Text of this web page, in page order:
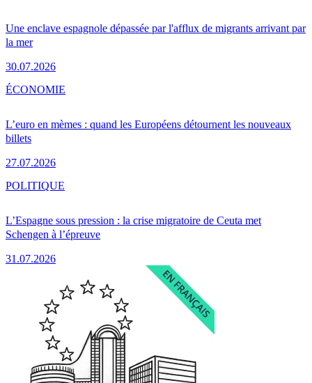
Une enclave espagnole dépassée par l'afflux de migrants arrivant par
la mer
30.07.2026
L’euro en mèmes : quand les Européens détournent les nouveaux
billets
27.07.2026
ÉCONOMIE
L’Espagne sous pression : la crise migratoire de Ceuta met
Schengen à l’épreuve
31.07.2026
POLITIQUE